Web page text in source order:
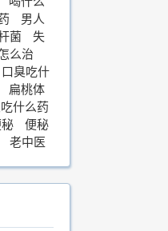
男人
菌
失
么治
口臭吃什
扁桃体
什么药
便秘
老中医